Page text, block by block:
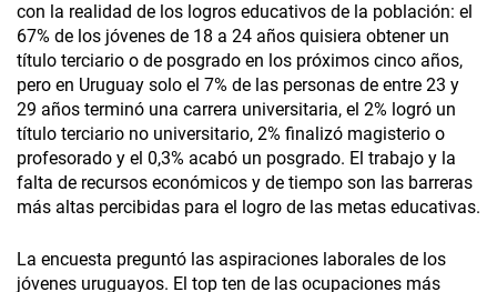
con la realidad de los logros educativos de la población: el
67% de los jóvenes de 18 a 24 años quisiera obtener un
título terciario o de posgrado en los próximos cinco años,
pero en Uruguay solo el 7% de las personas de entre 23 y
29 años terminó una carrera universitaria, el 2% logró un
título terciario no universitario, 2% finalizó magisterio o
profesorado y el 0,3% acabó un posgrado. El trabajo y la
falta de recursos económicos y de tiempo son las barreras
más altas percibidas para el logro de las metas educativas.
La encuesta preguntó las aspiraciones laborales de los
jóvenes uruguayos. El top ten de las ocupaciones más